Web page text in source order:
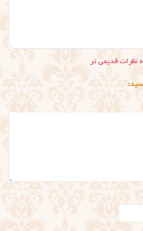
نظرات قدیمی تر